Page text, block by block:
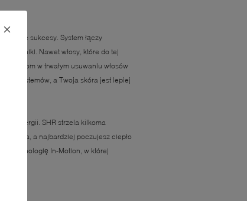
sukcesy. System łączy
wyniki. Nawet włosy, które do tej
przełom w trwałym usuwaniu włosów
systemów, a Twoja skóra jest lepiej
energii. SHR strzela kilkoma
ciepła, a najbardziej poczujesz ciepło
technologię In-Motion, w której